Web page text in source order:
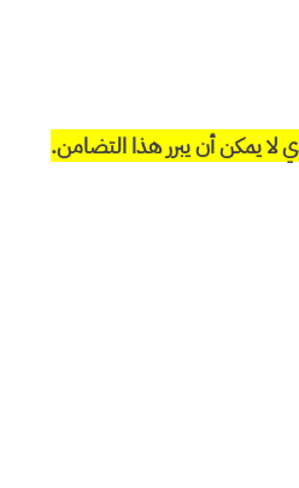
لا يمكن أن يبرر هذا التضامن.